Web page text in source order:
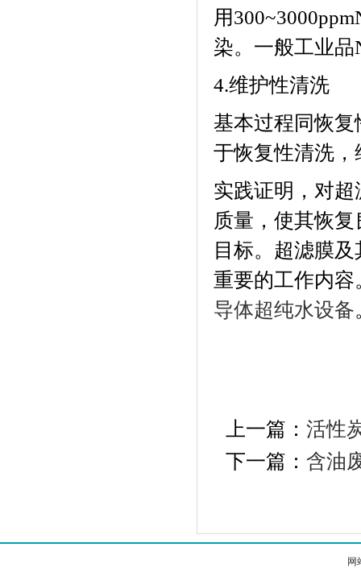
用
染。一般工业品
4.维护性清洗
基本过程同恢
于恢复性清洗
实践证明，对
质量，使其恢
目标。超滤膜
重要的工作内容
导体超纯水设备
上一篇： 活性
下一篇： 含油
网